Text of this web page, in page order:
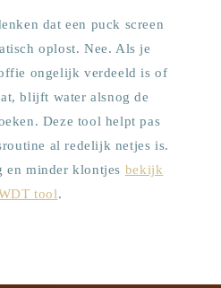
dat een puck screen
oplost. Nee. Als je
ongelijk verdeeld is of
blijft water alsnog de
Deze tool helpt pas
al redelijk netjes is.
en minder klontjes bekijk
tool.